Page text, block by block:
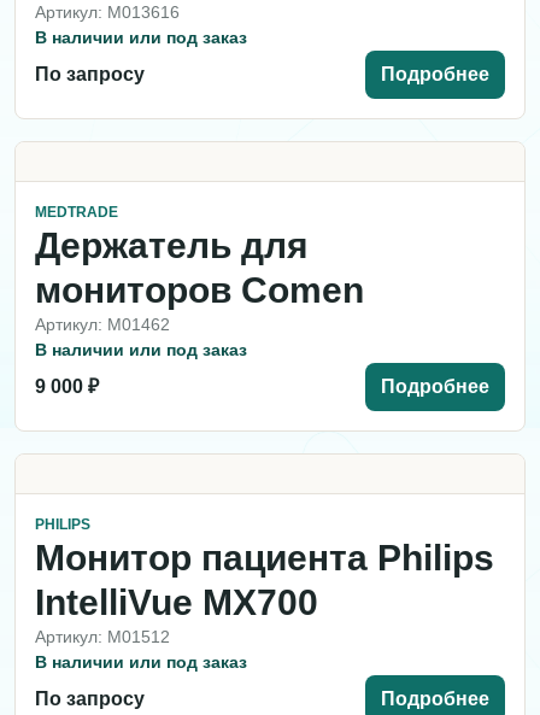
Артикул: M013616
В наличии или под заказ
По запросу Подробнее
MEDTRADE
Держатель для
мониторов Comen
Артикул: M01462
В наличии или под заказ
9 000 ₽ Подробнее
PHILIPS
Монитор пациента Philips
IntelliVue MX700
Артикул: M01512
В наличии или под заказ
По запросу Подробнее